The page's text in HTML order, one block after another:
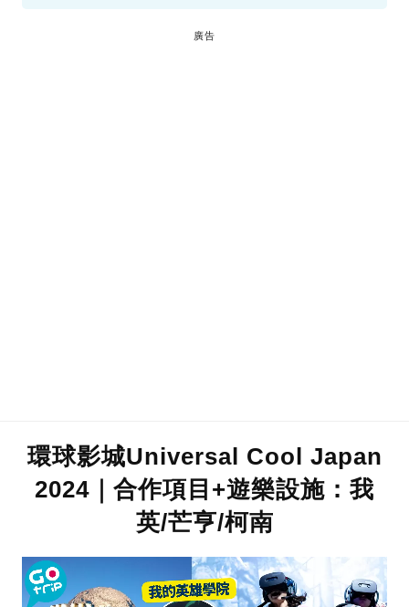
廣告
環球影城Universal Cool Japan
2024｜合作項目+遊樂設施：我
英/芒亨/柯南